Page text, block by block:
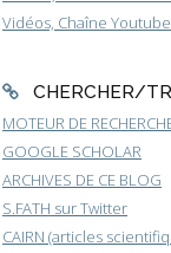
Vidéos, Chaîne Youtube
CHERCHER/
MOTEUR DE
GOOGLE SCHOLAR
ARCHIVES DE CE BLOG
S.FATH sur Twitter
CAIRN (articles